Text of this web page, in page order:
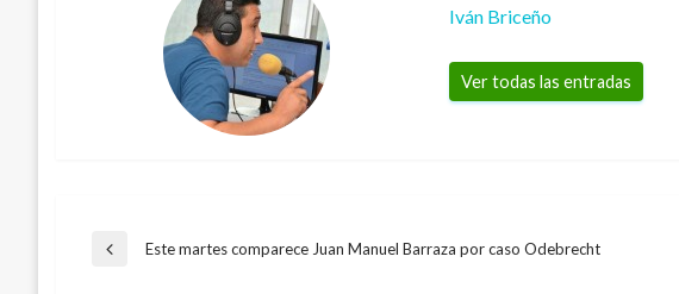
Iván Briceño
Ver todas las entradas
Navegación
Entrada
Este martes comparece Juan Manuel Barraza por caso Odebrecht